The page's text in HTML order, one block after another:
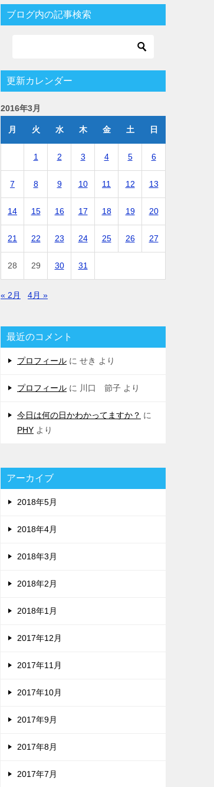
ブログ内の記事検索
更新カレンダー
2016年3月
月 火 水 木 金 土 日
1 2 3 4 5 6
7 8 9 10 11 12 13
14 15 16 17 18 19 20
21 22 23 24 25 26 27
28 29 30 31
« 2月 4月 »
最近のコメント
プロフィール に せき より
プロフィール に 川口 節子 より
今日は何の日かわかってますか？ に
PHY より
アーカイブ
2018年5月
2018年4月
2018年3月
2018年2月
2018年1月
2017年12月
2017年11月
2017年10月
2017年9月
2017年8月
2017年7月